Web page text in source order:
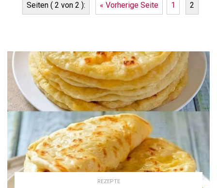
Seiten ( 2 von 2 ): « Vorherige Seite 1 2
REZEPTE